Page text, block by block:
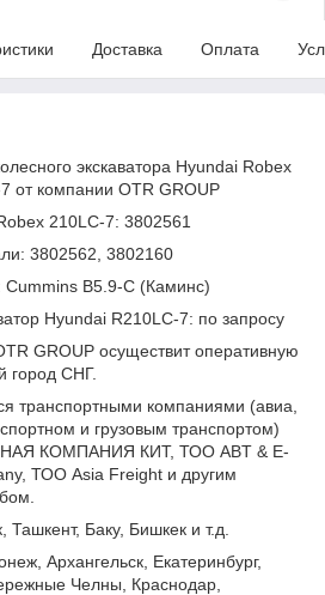
Доставка Оплата
экскаватора Hyundai Robex
от компании OTR GROUP
210LC-7: 3802561
3802562, 3802160
Cummins B5.9-C (Каминс)
Hyundai R210LC-7: по запросу
GROUP осуществит оперативную
город СНГ.
транспортными компаниями (авиа,
и грузовым транспортом)
КОМПАНИЯ КИТ, ТОО ABT & E-
ТОО Asia Freight и другим
Баку, Бишкек и т.д.
Архангельск, Екатеринбург,
Челны, Краснодар,